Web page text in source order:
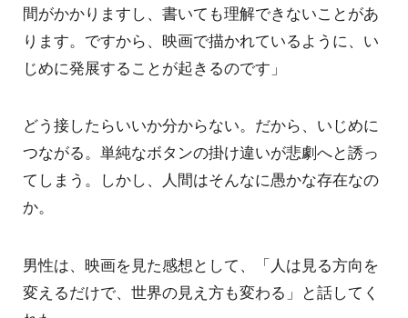
間がかかりますし、書いても理解できないことがあ
ります。ですから、映画で描かれているように、い
じめに発展することが起きるのです」
どう接したらいいか分からない。だから、いじめに
つながる。単純なボタンの掛け違いが悲劇へと誘っ
てしまう。しかし、人間はそんなに愚かな存在なの
か。
男性は、映画を見た感想として、「人は見る方向を
変えるだけで、世界の見え方も変わる」と話してく